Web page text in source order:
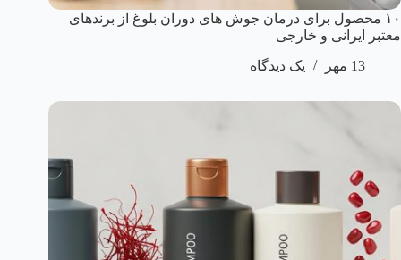
۱۰ محصول برای درمان جوش های دوران بلوغ از برندهای
معتبر ایرانی و خارجی
13 مهر
یک دیدگاه